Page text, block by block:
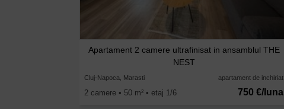
Apartament 2 camere ultrafinisat in ansamblul THE
NEST
Cluj-Napoca, Marasti apartament de inchiriat
2 camere • 50 m2 • etaj 1/6 750 €/luna